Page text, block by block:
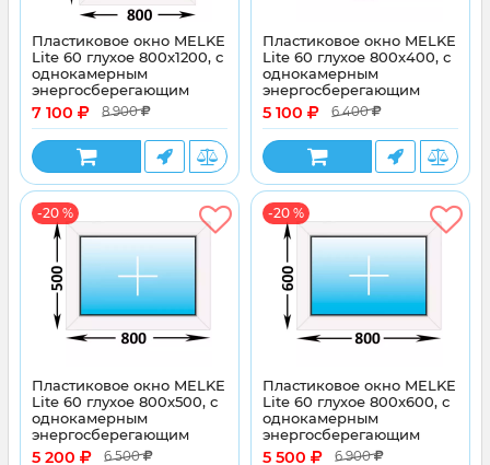
Пластиковое окно MELKE
Lite 60 глухое 800x1200, с
однокамерным
энергосберегающим
стеклопакетом
7 100 8 900
Пластиковое окно MELKE
Lite 60 глухое 800x400, с
однокамерным
энергосберегающим
стеклопакетом
5 100 6 400
-20 %
Пластиковое окно MELKE
Lite 60 глухое 800x500, с
однокамерным
энергосберегающим
стеклопакетом
5 200 6 500
-20 %
Пластиковое окно MELKE
Lite 60 глухое 800x600, с
однокамерным
энергосберегающим
стеклопакетом
5 500 6 900